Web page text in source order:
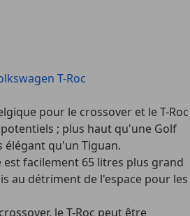
T-Roc
pour le crossover et le T-Roc
; plus haut qu'une Golf
élégant qu'un Tiguan.
est facilement 65 litres plus grand
au détriment de l'espace pour les
le T-Roc peut être